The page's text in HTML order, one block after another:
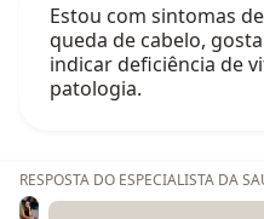
Estou com sintomas
queda de cabelo,
indicar deficiência de
patologia.
RESPOSTA DO ESPECIALISTA DA